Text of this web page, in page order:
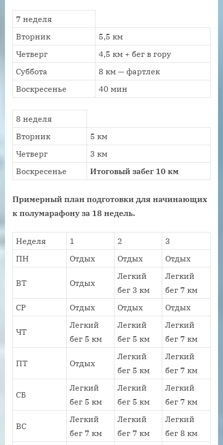
7 неделя
Вторник
5,5 км
Четверг
4,5 км + бег в гору
Суббота
8 км — фартлек
Воскресенье
40 мин
8 неделя
Вторник
5 км
Четверг
3 км
Воскресенье
Итоговый забег 10 км
Примерный план подготовки для начинающих
к полумарафону за 18 недель.
Неделя 1 2
3
ПН
Отдых Отдых Отдых
ВТ Отдых
Легкий
бег 3 км
Легкий
бег 7 км
СР
Отдых Отдых Отдых
ЧТ
Легкий
бег 5 км
Легкий
бег 5 км
Легкий
бег 7 км
ПТ Отдых
Легкий
бег 5 км
Легкий
бег 7 км
СБ
Легкий
бег 5 км
Легкий
бег 5 км
Легкий
бег 7 км
ВС
Легкий
бег 7 км
Легкий
бег 7 км
Легкий
бег 8 км